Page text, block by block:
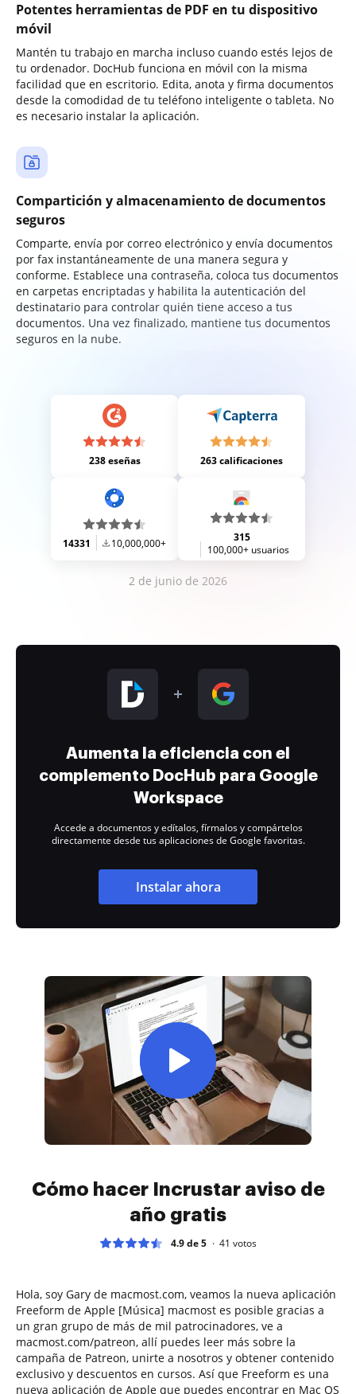
Potentes herramientas de PDF en tu dispositivo
móvil
Mantén tu trabajo en marcha incluso cuando estés lejos de
tu ordenador. DocHub funciona en móvil con la misma
facilidad que en escritorio. Edita, anota y firma documentos
desde la comodidad de tu teléfono inteligente o tableta. No
es necesario instalar la aplicación.
Compartición y almacenamiento de documentos
seguros
Comparte, envía por correo electrónico y envía documentos
por fax instantáneamente de una manera segura y
conforme. Establece una contraseña, coloca tus documentos
en carpetas encriptadas y habilita la autenticación del
destinatario para controlar quién tiene acceso a tus
documentos. Una vez finalizado, mantiene tus documentos
seguros en la nube.
238 eseñas 263 calificaciones
14331 10,000,000+
315
100,000+ usuarios
2 de junio de 2026
Aumenta la eficiencia con el
complemento DocHub para Google
Workspace
Accede a documentos y edítalos, fírmalos y compártelos
directamente desde tus aplicaciones de Google favoritas.
Instalar ahora
Cómo hacer Incrustar aviso de
año gratis
4.9 de 5 41 votos
Hola, soy Gary de macmost.com, veamos la nueva aplicación
Freeform de Apple [Música] macmost es posible gracias a
un gran grupo de más de mil patrocinadores, ve a
macmost.com/patreon, allí puedes leer más sobre la
campaña de Patreon, unirte a nosotros y obtener contenido
exclusivo y descuentos en cursos. Así que Freeform es una
nueva aplicación de Apple que puedes encontrar en Mac OS